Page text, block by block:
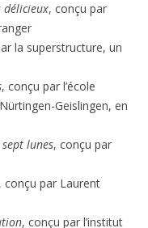
délicieux, conçu par
la superstructure, un
, conçu par l’école
Geislingen, en
lunes, conçu par
, conçu par Laurent
, conçu par l’institut